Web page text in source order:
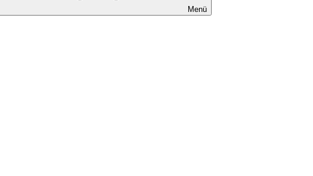
Menü